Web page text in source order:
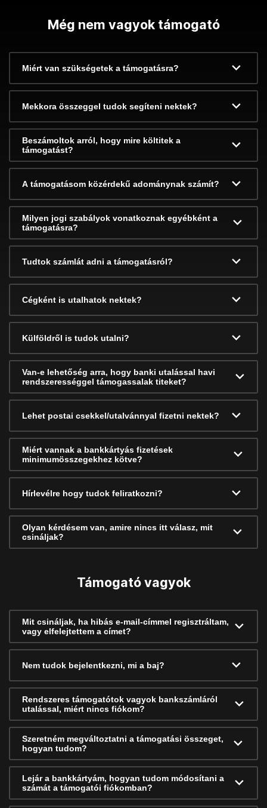
Még nem vagyok támogató
Miért van szükségetek a támogatásra?
Mekkora összeggel tudok segíteni nektek?
Beszámoltok arról, hogy mire költitek a
támogatást?
A támogatásom közérdekű adománynak számít?
Milyen jogi szabályok vonatkoznak egyébként a
támogatásra?
Tudtok számlát adni a támogatásról?
Cégként is utalhatok nektek?
Külföldről is tudok utalni?
Van-e lehetőség arra, hogy banki utalással havi
rendszerességgel támogassalak titeket?
Lehet postai csekkel/utalvánnyal fizetni nektek?
Miért vannak a bankkártyás fizetések
minimumösszegekhez kötve?
Hírlevélre hogy tudok feliratkozni?
Olyan kérdésem van, amire nincs itt válasz, mit
csináljak?
Támogató vagyok
Mit csináljak, ha hibás e-mail-címmel regisztráltam,
vagy elfelejtettem a címet?
Nem tudok bejelentkezni, mi a baj?
Rendszeres támogatótok vagyok bankszámláról
utalással, miért nincs fiókom?
Szeretném megváltoztatni a támogatási összeget,
hogyan tudom?
Lejár a bankkártyám, hogyan tudom módosítani a
számát a támogatói fiókomban?